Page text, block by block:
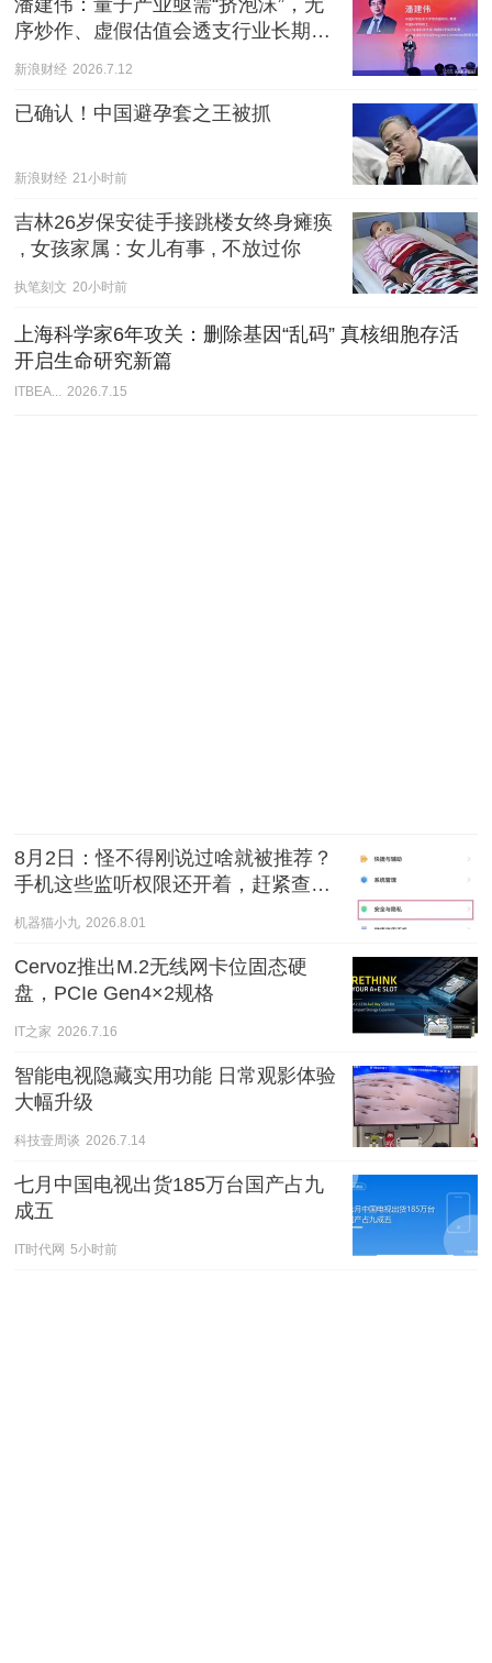
序炒作、虚假估值会透支行业长期发
新浪财经 2026.7.12
已确认！中国避孕套之王被抓
新浪财经 21小时前
吉林26岁保安徒手接跳楼女终身瘫痪
, 女孩家属 : 女儿有事 , 不放过你
执笔刻文 20小时前
上海科学家6年攻关：删除基因“乱码” 真核细胞存活
开启生命研究新篇
ITBEA... 2026.7.15
8月2日：怪不得刚说过啥就被推荐？
手机这些监听权限还开着，赶紧查一
机器猫小九 2026.8.01
Cervoz推出M.2无线网卡位固态硬
盘，PCIe Gen4×2规格
IT之家 2026.7.16
智能电视隐藏实用功能 日常观影体验
大幅升级
科技壹周谈 2026.7.14
七月中国电视出货185万台国产占九
成五
IT时代网 5小时前